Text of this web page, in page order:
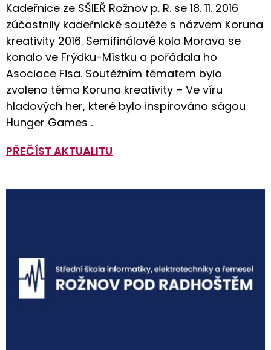
Kadeřnice ze SŠIEŘ Rožnov p. R. se 18. 11. 2016
zúčastnily kadeřnické soutěže s názvem Koruna
kreativity 2016. Semifinálové kolo Morava se
konalo ve Frýdku-Místku a pořádala ho
Asociace Fisa. Soutěžním tématem bylo
zvoleno téma Koruna kreativity – Ve víru
hladových her, které bylo inspirováno ságou
Hunger Games .
PŘEČÍST AKTUALITU